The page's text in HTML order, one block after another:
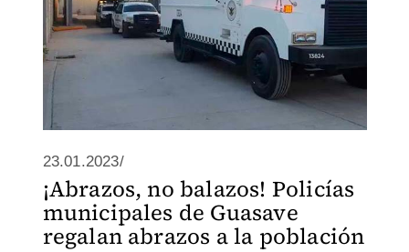
23.01.2023/
¡Abrazos, no balazos! Policías
municipales de Guasave
regalan abrazos a la población